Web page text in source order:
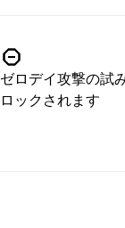
ゼロデイ攻撃の試
ロックされます